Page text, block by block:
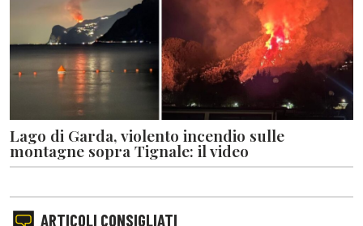
Lago di Garda, violento incendio sulle
montagne sopra Tignale: il video
ARTICOLI CONSIGLIATI